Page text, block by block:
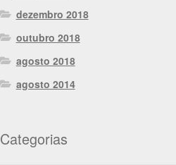
dezembro 2018
outubro 2018
agosto 2018
agosto 2014
Categorias